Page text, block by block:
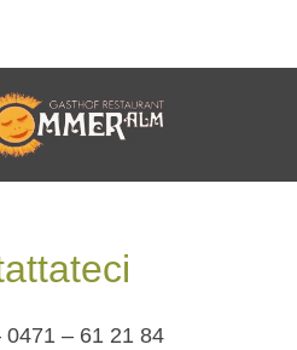
0471 – 61 21 84